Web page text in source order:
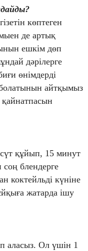
көптеген
де артық
ешкім дөп
дәрілерге
өнімдерді
айтқымыз
қайнатпасын
құйып, 15 минут
блендерге
коктейльді күніне
жатарда ішу
аласыз. Ол үшін 1